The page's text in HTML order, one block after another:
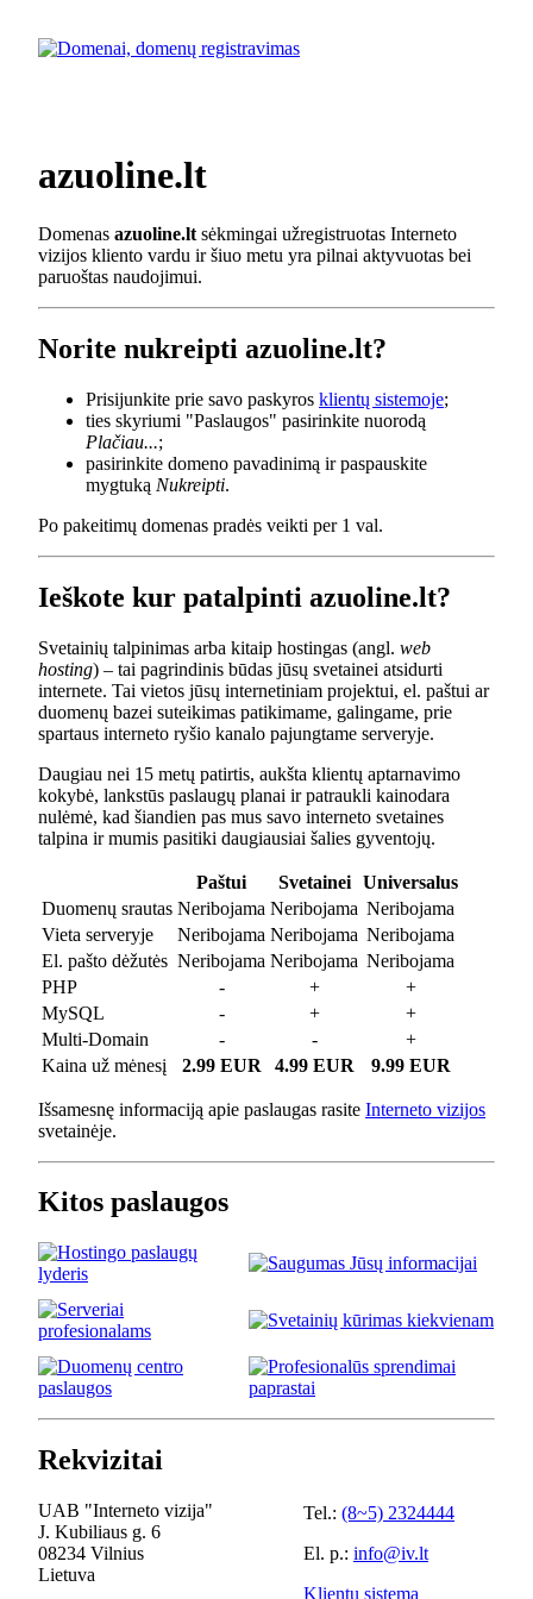
azuoline.lt
Domenas azuoline.lt sėkmingai užregistruotas Interneto
vizijos kliento vardu ir šiuo metu yra pilnai aktyvuotas bei
paruoštas naudojimui.
Norite nukreipti azuoline.lt?
Prisijunkite prie savo paskyros klientų sistemoje;
ties skyriumi "Paslaugos" pasirinkite nuorodą
Plačiau...;
pasirinkite domeno pavadinimą ir paspauskite
mygtuką Nukreipti.
Po pakeitimų domenas pradės veikti per 1 val.
Ieškote kur patalpinti azuoline.lt?
Svetainių talpinimas arba kitaip hostingas (angl. web
hosting) – tai pagrindinis būdas jūsų svetainei atsidurti
internete. Tai vietos jūsų internetiniam projektui, el. paštui ar
duomenų bazei suteikimas patikimame, galingame, prie
spartaus interneto ryšio kanalo pajungtame serveryje.
Daugiau nei 15 metų patirtis, aukšta klientų aptarnavimo
kokybė, lankstūs paslaugų planai ir patraukli kainodara
nulėmė, kad šiandien pas mus savo interneto svetaines
talpina ir mumis pasitiki daugiausiai šalies gyventojų.
Paštui Svetainei
Universalus
Duomenų srautas Neribojama Neribojama Neribojama
Vieta serveryje
Neribojama Neribojama Neribojama
El. pašto dėžutės Neribojama Neribojama Neribojama
PHP
- +
+
MySQL
- +
+
Multi-Domain
- -
+
Kaina už mėnesį
2.99 EUR 4.99 EUR 9.99 EUR
Išsamesnę informaciją apie paslaugas rasite Interneto vizijos
svetainėje.
Kitos paslaugos
Rekvizitai
UAB "Interneto vizija"
J. Kubiliaus g. 6
08234 Vilnius
Lietuva
Tel.: (8~5) 2324444
El. p.: info@iv.lt
Klientų sistema